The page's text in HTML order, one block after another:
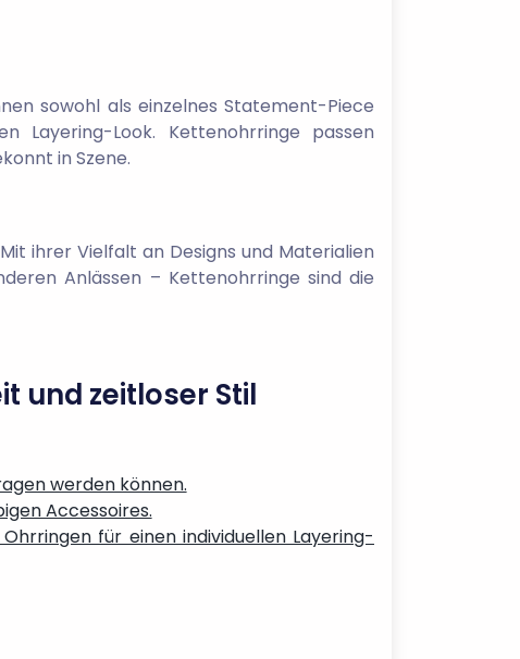
sowohl als einzelnes Statement-Piece
Look. Kettenohrringe passen
in Szene.
ihrer Vielfalt an Designs und Materialien
Anlässen – Kettenohrringe sind die
und zeitloser Stil
werden können.
Accessoires.
für einen individuellen Layering-